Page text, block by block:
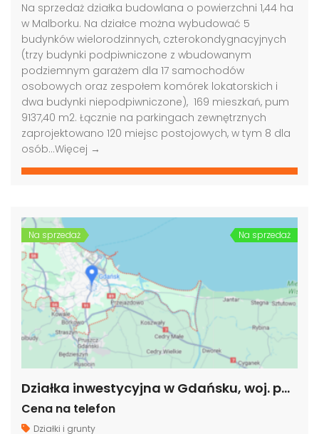
Na sprzedaż działka budowlana o powierzchni 1,44 ha
w Malborku. Na działce można wybudować 5
budynków wielorodzinnych, czterokondygnacyjnych
(trzy budynki podpiwniczone z wbudowanym
podziemnym garażem dla 17 samochodów
osobowych oraz zespołem komórek lokatorskich i
dwa budynki niepodpiwniczone), 169 mieszkań, pum
9137,40 m2. Łącznie na parkingach zewnętrznych
zaprojektowano 120 miejsc postojowych, w tym 8 dla
osób…Więcej →
Na sprzedaż Na sprzedaż
Działka inwestycyjna w Gdańsku, woj. pomorskie
Cena na telefon
Działki i grunty